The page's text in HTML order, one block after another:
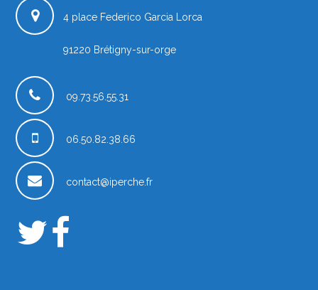
4 place Federico Garcia Lorca
91220 Brétigny-sur-orge
09.73.56.55.31
06.50.82.38.66
contact@iperche.fr